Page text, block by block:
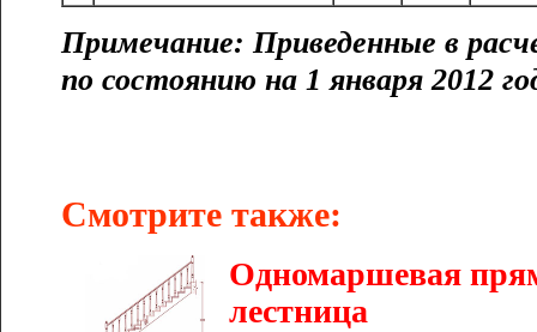
Примечание: Приведенные в
по состоянию на 1 января 2012
Смотрите также:
Одномаршевая
лестница